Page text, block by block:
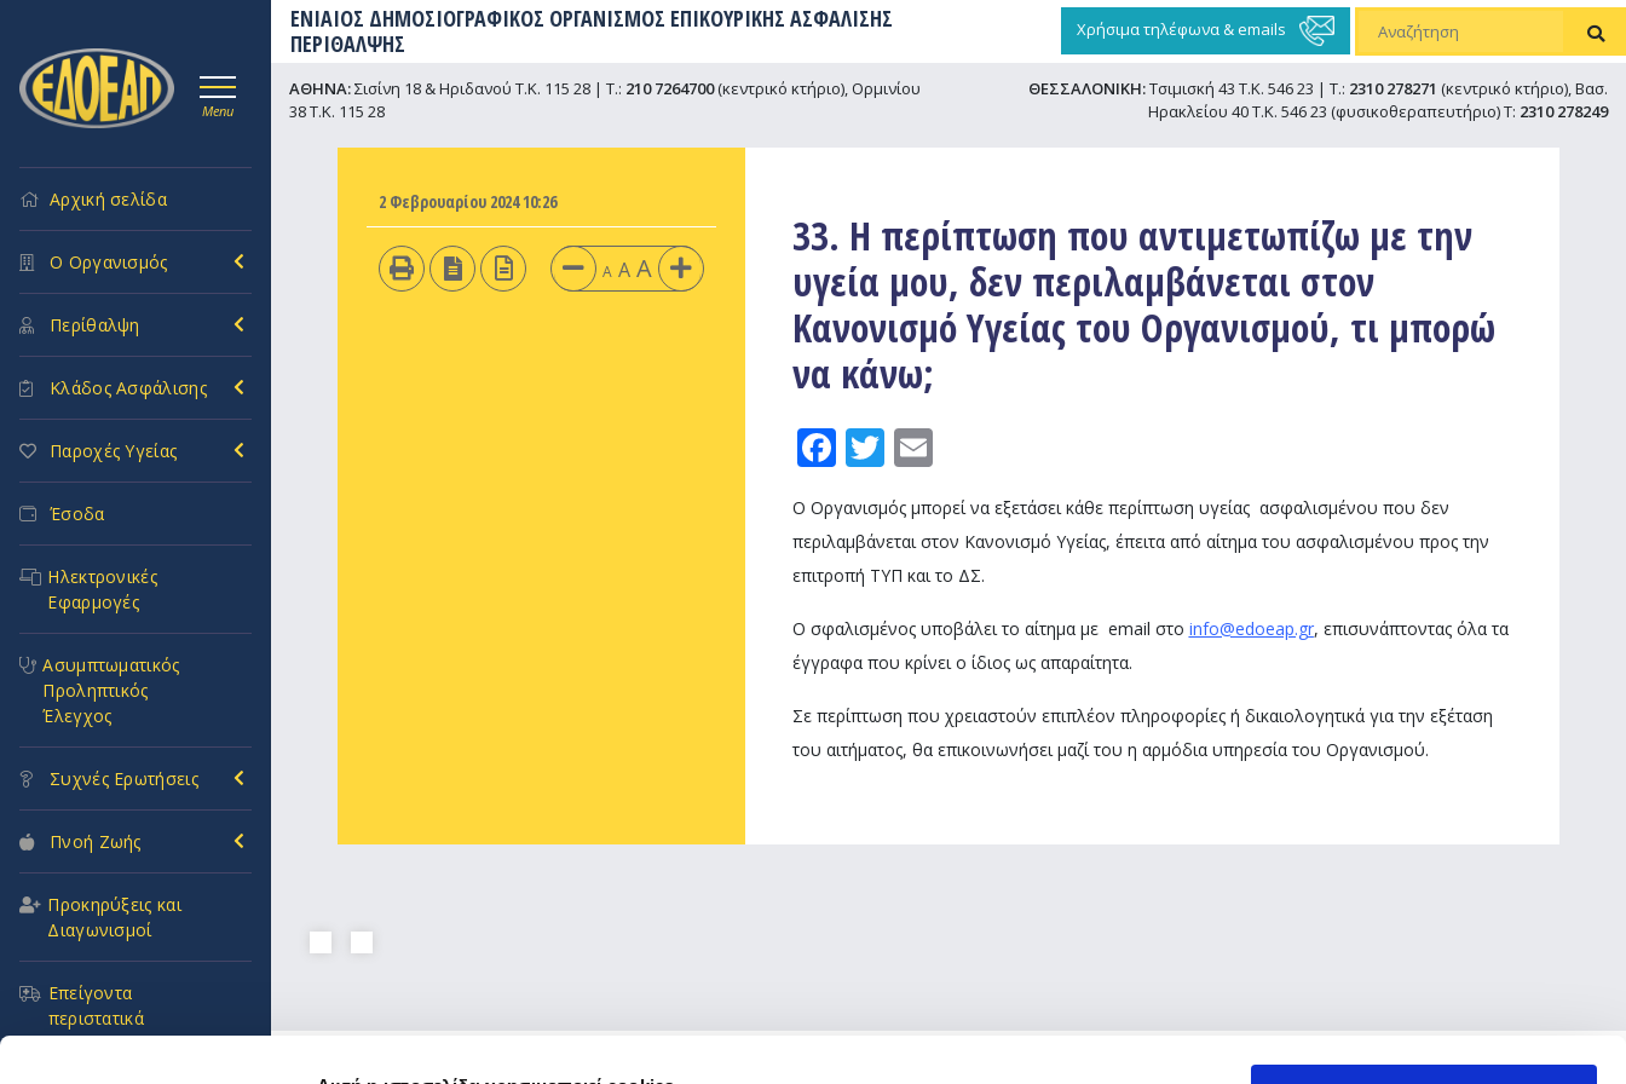
ΕΝΙΑΙΟΣ ΔΗΜΟΣΙΟΓΡΑΦΙΚΟΣ ΟΡΓΑΝΙΣΜΟΣ ΕΠΙΚΟΥΡΙΚΗΣ ΑΣΦΑΛΙΣΗΣ
ΠΕΡΙΘΑΛΨΗΣ
Χρήσιμα τηλέφωνα & emails
Menu
Αρχική σελίδα
Ο Οργανισμός
Περίθαλψη
Κλάδος Ασφάλισης
Παροχές Υγείας
Έσοδα
Ηλεκτρονικές
Εφαρμογές
Ασυμπτωματικός
Προληπτικός
Έλεγχος
Συχνές Ερωτήσεις
Πνοή Ζωής
Προκηρύξεις και
Διαγωνισμοί
Επείγοντα
περιστατικά
ΑΘΗΝΑ:Σισίνη 18 & Ηριδανού Τ.Κ. 115 28 | Τ.: 210 7264700(κεντρικό κτήριο), Ορμινίου
38 Τ.Κ. 115 28
ΘΕΣΣΑΛΟΝΙΚΗ:Τσιμισκή 43 Τ.Κ. 546 23 | Τ.: 2310 278271 (κεντρικό κτήριο), Βασ.
Ηρακλείου 40 Τ.Κ. 546 23 (φυσικοθεραπευτήριο) Τ: 2310 278249
2 Φεβρουαρίου 2024 10:26
A A A
33. Η περίπτωση που αντιμετωπίζω με την
υγεία μου, δεν περιλαμβάνεται στον
Κανονισμό Υγείας του Οργανισμού, τι μπορώ
να κάνω;
Facebook
Twitter
Email
Ο Οργανισμός μπορεί να εξετάσει κάθε περίπτωση υγείας ασφαλισμένου που δεν
περιλαμβάνεται στον Κανονισμό Υγείας, έπειτα από αίτημα του ασφαλισμένου προς την
επιτροπή ΤΥΠ και το ΔΣ.
Ο σφαλισμένος υποβάλει το αίτημα με email στο info@edoeap.gr, επισυνάπτοντας όλα τα
έγγραφα που κρίνει ο ίδιος ως απαραίτητα.
Σε περίπτωση που χρειαστούν επιπλέον πληροφορίες ή δικαιολογητικά για την εξέταση
του αιτήματος, θα επικοινωνήσει μαζί του η αρμόδια υπηρεσία του Οργανισμού.